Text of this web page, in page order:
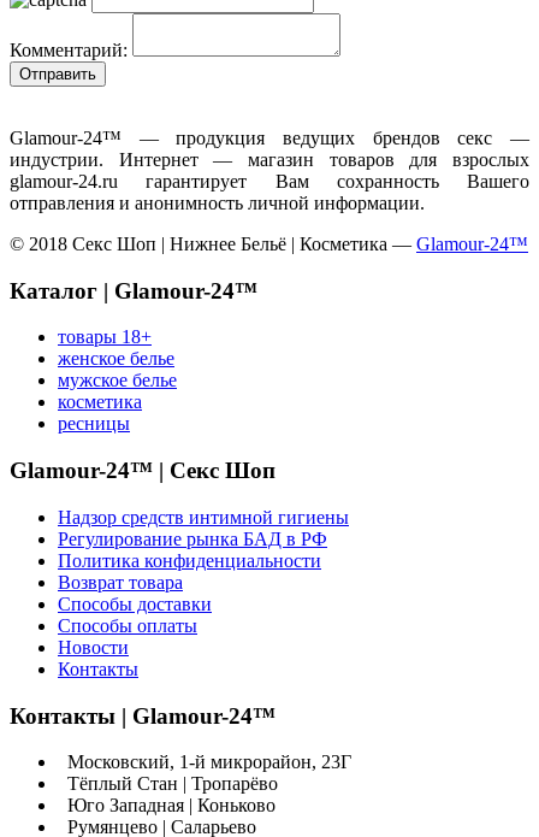
Комментарий:
Glamour-24™ — продукция ведущих брендов секс —
индустрии. Интернет — магазин товаров для взрослых
glamour-24.ru гарантирует Вам сохранность Вашего
отправления и анонимность личной информации.
© 2018 Секс Шоп | Нижнее Бельё | Косметика — Glamour-24™
Каталог | Glamour-24™
товары 18+
женское белье
мужское белье
косметика
ресницы
Glamour-24™ | Секс Шоп
Надзор средств интимной гигиены
Регулирование рынка БАД в РФ
Политика конфиденциальности
Возврат товара
Способы доставки
Способы оплаты
Новости
Контакты
Контакты | Glamour-24™
Московский, 1-й микрорайон, 23Г
Тёплый Стан | Тропарёво
Юго Западная | Коньково
Румянцево | Саларьево